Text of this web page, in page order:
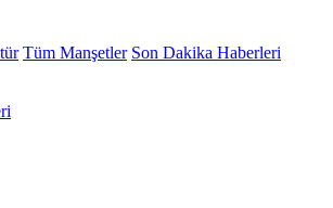
Tüm Manşetler Son Dakika Haberleri